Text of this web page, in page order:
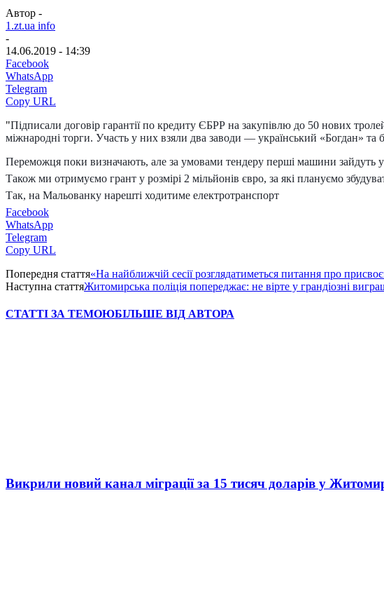
Автор -
1.zt.ua info
-
14.06.2019 - 14:39
Facebook
WhatsApp
Telegram
Copy URL
"Підписали договір гарантії по кредиту ЄБРР на закупівлю до 50 нових
міжнародні торги. Участь у них взяли два заводи — український «Богдан»
Переможця поки визначають, але за умовами тендеру перші машини зайдуть у
Також ми отримуємо грант у розмірі 2 мільйонів євро, за які плануємо
Так, на Мальованку нарешті ходитиме електротранспорт
Facebook
WhatsApp
Telegram
Copy URL
Попередня стаття«На найближчій сесії розглядатиметься питання про
Наступна статтяЖитомирська поліція попереджає: не вірте у грандіозні
СТАТТІ ЗА ТЕМОЮБІЛЬШЕ ВІД АВТОРА
Викрили новий канал міграції за 15 тисяч доларів у